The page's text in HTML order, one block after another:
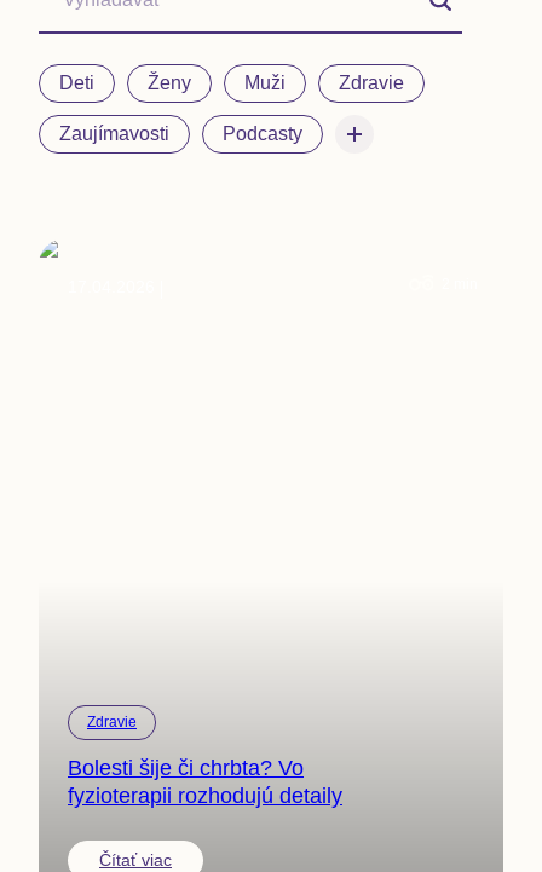
Zdravie
Bolesti šije či chrbta? Vo
fyzioterapii rozhodujú detaily
Čítať viac
Deti Ženy Muži Zdravie
Zaujímavosti Podcasty